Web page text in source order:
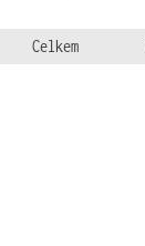
Celkem